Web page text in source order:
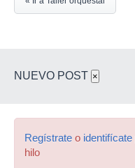
NUEVO POST ×
Regístrate o identifícate
hilo